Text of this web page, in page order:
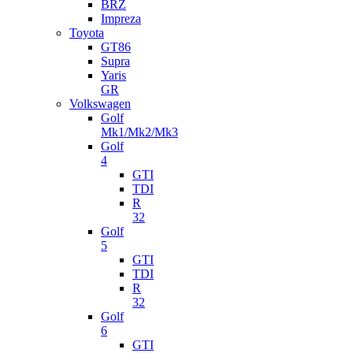
BRZ
Impreza
Toyota
GT86
Supra
Yaris
GR
Volkswagen
Golf
Mk1/Mk2/Mk3
Golf
4
GTI
TDI
R
32
Golf
5
GTI
TDI
R
32
Golf
6
GTI